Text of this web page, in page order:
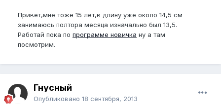
Привет,мне тоже 15 лет,в длину уже около 14,5 см
занимаюсь полтора месяца изначально был 13,5.
Работай пока по программе новичка ну а там
посмотрим.
Гнусный
Опубликовано 18 сентября, 2013